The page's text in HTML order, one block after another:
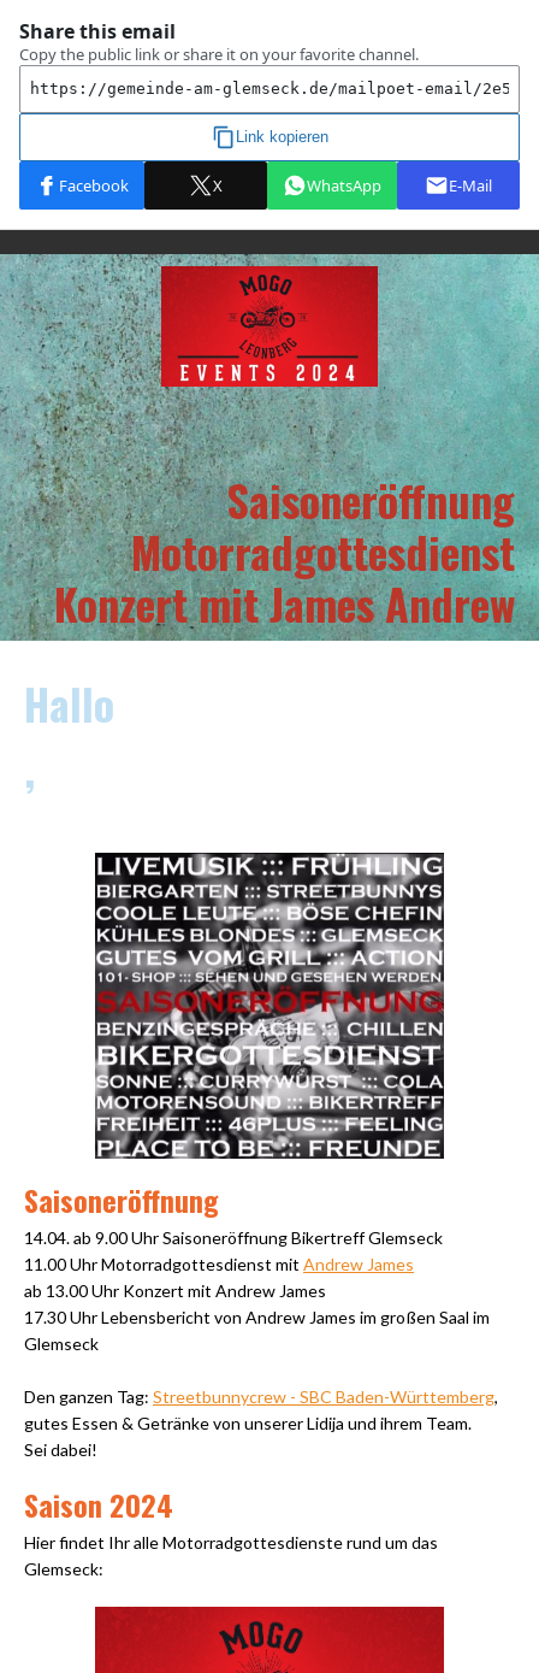
Saisoneröffnung
Motorradgottesdienst
Konzert mit James Andrew
Hallo
,
Saisoneröffnung
14.04. ab 9.00 Uhr Saisoneröffnung Bikertreff Glemseck
11.00 Uhr Motorradgottesdienst mit Andrew James
ab 13.00 Uhr Konzert mit Andrew James
17.30 Uhr Lebensbericht von Andrew James im großen Saal im
Glemseck
Den ganzen Tag: Streetbunnycrew - SBC Baden-Württemberg,
gutes Essen & Getränke von unserer Lidija und ihrem Team.
Sei dabei!
Saison 2024
Hier findet Ihr alle Motorradgottesdienste rund um das
Glemseck: